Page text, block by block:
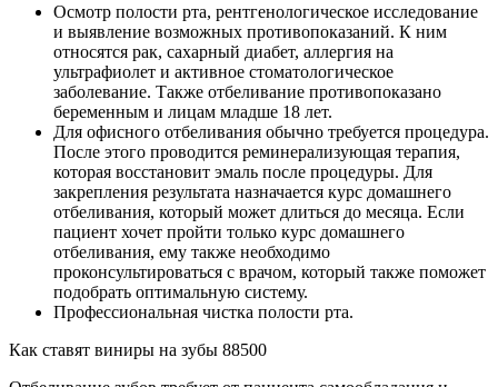
Осмотр полости рта, рентгенологическое исследование
и выявление возможных противопоказаний. К ним
относятся рак, сахарный диабет, аллергия на
ультрафиолет и активное стоматологическое
заболевание. Также отбеливание противопоказано
беременным и лицам младше 18 лет.
Для офисного отбеливания обычно требуется процедура.
После этого проводится реминерализующая терапия,
которая восстановит эмаль после процедуры. Для
закрепления результата назначается курс домашнего
отбеливания, который может длиться до месяца. Если
пациент хочет пройти только курс домашнего
отбеливания, ему также необходимо
проконсультироваться с врачом, который также поможет
подобрать оптимальную систему.
Профессиональная чистка полости рта.
Как ставят виниры на зубы 88500